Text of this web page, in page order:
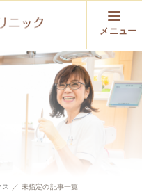
メニュー
ス 未指定の記事一覧